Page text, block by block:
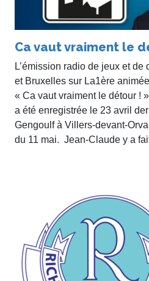
Ca vaut vraiment le
L’émission radio de jeux et
et Bruxelles sur La1ère
« Ca vaut vraiment le détour !
a été enregistrée le 23 avril
Gengoulf à Villers-devant-
du 11 mai. Jean-Claude y a